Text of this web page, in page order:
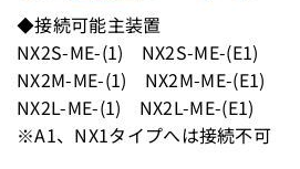
◆接続可能主装置
NX2S-ME-(1) NX2S-ME-(E1)
NX2M-ME-(1) NX2M-ME-(E1)
NX2L-ME-(1) NX2L-ME-(E1)
※A1、NX1タイプへは接続不可